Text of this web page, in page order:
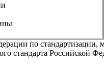
по
стандарта Российской